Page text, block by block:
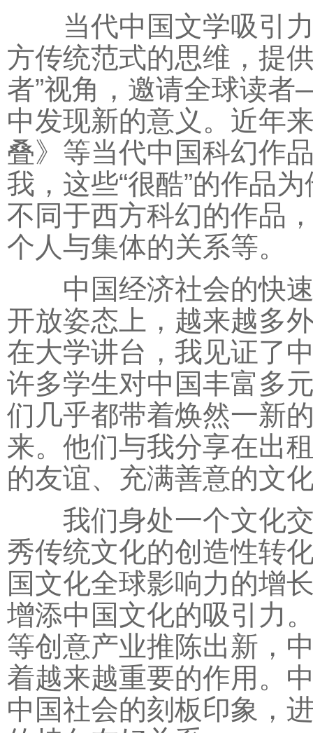
当代中国文学吸引力
方传统范式的思维，提
者”视角，邀请全球读
中发现新的意义。近年
叠》等当代中国科幻作
我，这些“很酷”的作品
不同于西方科幻的作品
个人与集体的关系等。
中国经济社会的快速
开放姿态上，越来越多
在大学讲台，我见证了
许多学生对中国丰富多
们几乎都带着焕然一新
来。他们与我分享在出
的友谊、充满善意的文
我们身处一个文化交
秀传统文化的创造性转
国文化全球影响力的增
增添中国文化的吸引力
等创意产业推陈出新，
着越来越重要的作用。
中国社会的刻板印象，